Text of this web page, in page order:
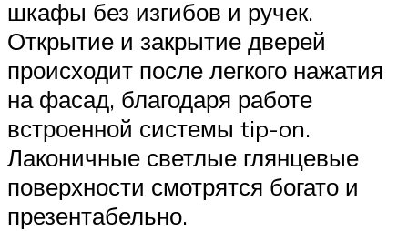
шкафы без изгибов и ручек.
Открытие и закрытие дверей
происходит после легкого нажатия
на фасад, благодаря работе
встроенной системы tip-on.
Лаконичные светлые глянцевые
поверхности смотрятся богато и
презентабельно.